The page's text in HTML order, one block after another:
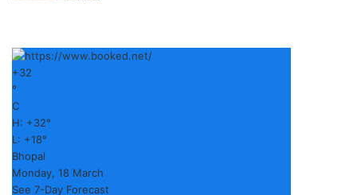
+32
°
C
H: +32°
L: +18°
Bhopal
Monday, 18 March
See 7-Day Forecast